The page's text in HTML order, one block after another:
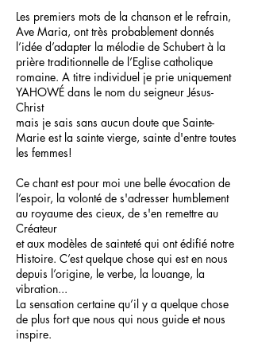
Les premiers mots de la chanson et le refrain,
Ave Maria, ont très probablement donnés
l’idée d’adapter la mélodie de Schubertà la
prière traditionnelle de l’Eglise catholique
romaine. A titre individuel je prie uniquement
YAHOWÉ dans le nom du seigneur Jésus-
Christ
mais je sais sans aucun doute que Sainte-
Marie est la sainte vierge, sainte d'entre toutes
les femmes!
Ce chant est pour moi une belle évocation de
l’espoir, la volonté de s'adresser humblement
au royaume des cieux, de s'en remettre au
Créateur
et aux modèles de sainteté qui ont édifié notre
Histoire. C’est quelque chose qui est en nous
depuis l’origine, le verbe, la louange, la
vibration...
La sensation certaine qu’il y a quelque chose
de plus fort que nous qui nous guide et nous
inspire.